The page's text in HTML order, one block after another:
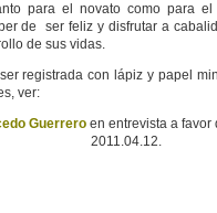
para el novato como para el
de ser feliz y disfrutar a
de sus vidas.
registrada con lápiz y papel
ver:
Guerreroen entrevista a favor
2011.04.12.